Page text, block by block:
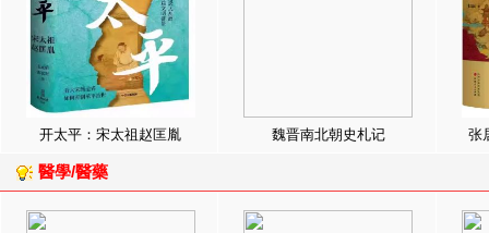
开太平：宋太祖赵匡胤 魏晋南北朝史札记 张
醫學/醫藥